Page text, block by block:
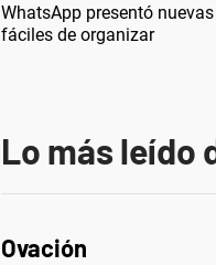
WhatsApp presentó
fáciles de organizar
Lo más leído
Ovación